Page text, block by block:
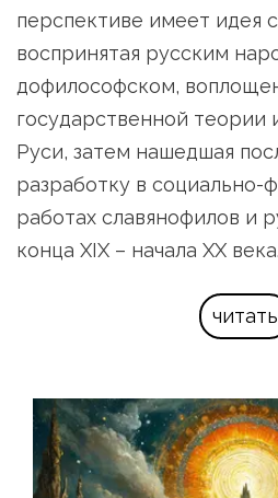
перспективе имеет идея
воспринятая русским
дофилософском,
государственной теории
Руси, затем нашедшая
разработку в социально-
работах славянофилов и
конца XIX – начала XX
читать